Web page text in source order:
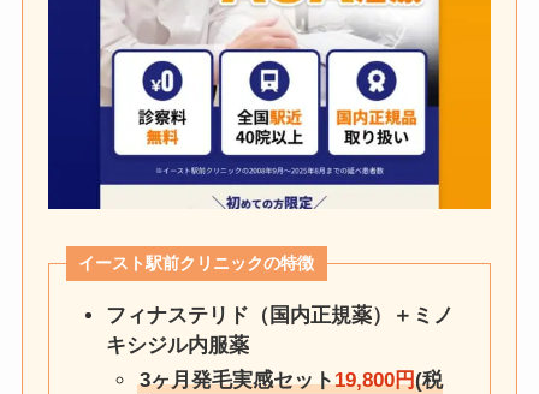
イースト駅前クリニックの特徴
フィナステリド（国内正規薬）＋ミノ
キシジル内服薬
3ヶ月発毛実感セット19,800円(税